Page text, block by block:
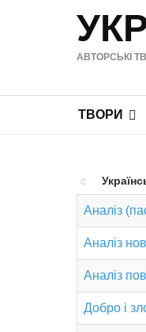
АВТОРСЬКІ
ТВОРИ
Аналіз
Аналіз
Аналіз
Добро і